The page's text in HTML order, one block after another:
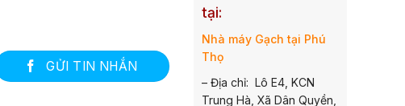
GỬI TIN NHẮN
tại:
Nhà máy Gạch tại Phú
Thọ
– Địa chỉ: Lô E4, KCN
Trung Hà, Xã Dân Quyền,